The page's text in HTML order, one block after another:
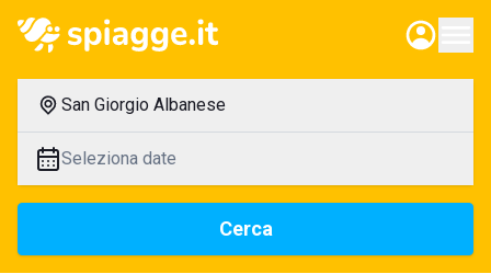
San Giorgio Albanese
Seleziona date
Cerca